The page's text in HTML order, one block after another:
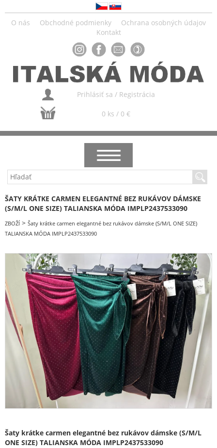
O nás Obchodné podmienky
Ochrana osobných údajov
Kontakt
Prihlásiť sa / Registrácia
0 ks / 0 €
NOVINKY
AKCIA
ODPORÚČANÉ
BESTSELLERY
Valentínska - VIANOČNÉ KOLEKCIE
oblečenie dámske
Nadmerné veľkosti
doplnky módy
Obuv - Topánky
Oblečenie bez potlače
Extravagantní móda
ŠATY KRÁTKE CARMEN ELEGANTNÉ BEZ RUKÁVOV DÁMSKE
(S/M/L ONE SIZE) TALIANSKA MÓDA IMPLP2437533090
ZBOŽÍ > Šaty krátke carmen elegantné bez rukávov dámske (S/M/L ONE SIZE)
TALIANSKA MÓDA IMPLP2437533090
Šaty krátke carmen elegantné bez rukávov dámske (S/M/L
ONE SIZE) TALIANSKA MÓDA IMPLP2437533090